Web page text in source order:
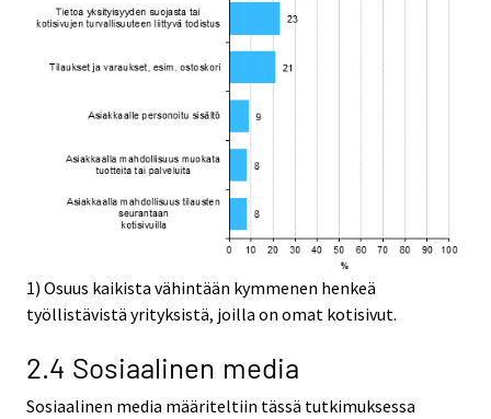
1) Osuus kaikista vähintään kymmenen henkeä
työllistävistä yrityksistä, joilla on omat kotisivut.
2.4 Sosiaalinen media
Sosiaalinen media määriteltiin tässä tutkimuksessa